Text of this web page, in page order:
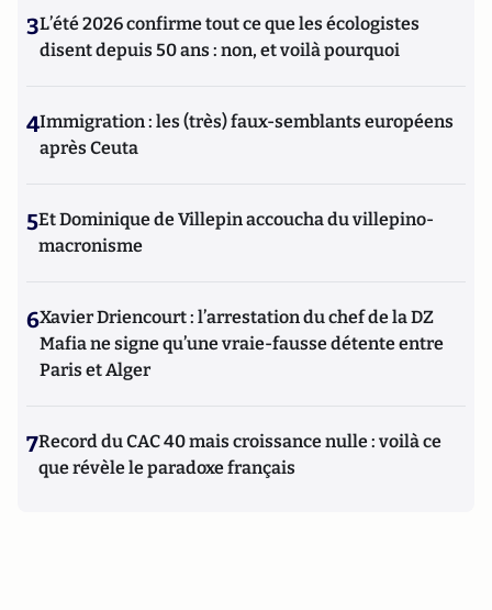
3L’été 2026 confirme tout ce que les écologistes
disent depuis 50 ans : non, et voilà pourquoi
4Immigration : les (très) faux-semblants européens
après Ceuta
5Et Dominique de Villepin accoucha du villepino-
macronisme
6Xavier Driencourt : l’arrestation du chef de la DZ
Mafia ne signe qu’une vraie-fausse détente entre
Paris et Alger
7Record du CAC 40 mais croissance nulle : voilà ce
que révèle le paradoxe français